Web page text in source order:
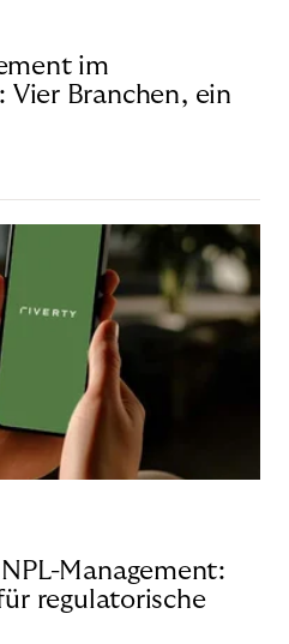
im
Vier Branchen, ein
Management:
regulatorische